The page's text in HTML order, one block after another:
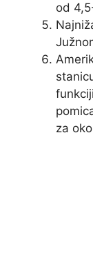
od
za